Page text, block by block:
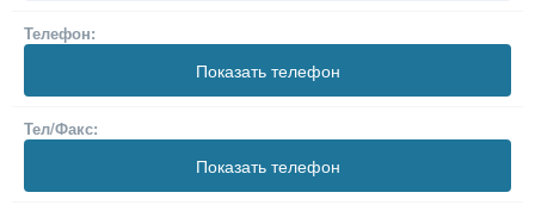
Телефон:
Показать телефон
Тел/Факс:
Показать телефон